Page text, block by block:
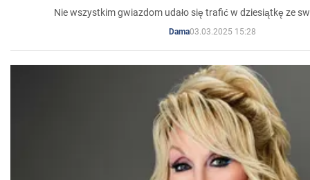
Nie wszystkim gwiazdom udało się trafić w dziesiątkę ze
Dama03.03.2025 15:28